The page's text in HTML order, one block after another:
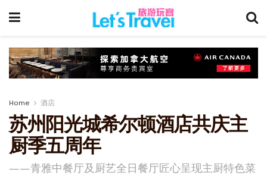
Home 酒店
苏州阳光城希尔顿酒店共庆主
厨季五周年
——青雅中餐厅及厨艺全日餐厅匠心呈现主厨特色菜